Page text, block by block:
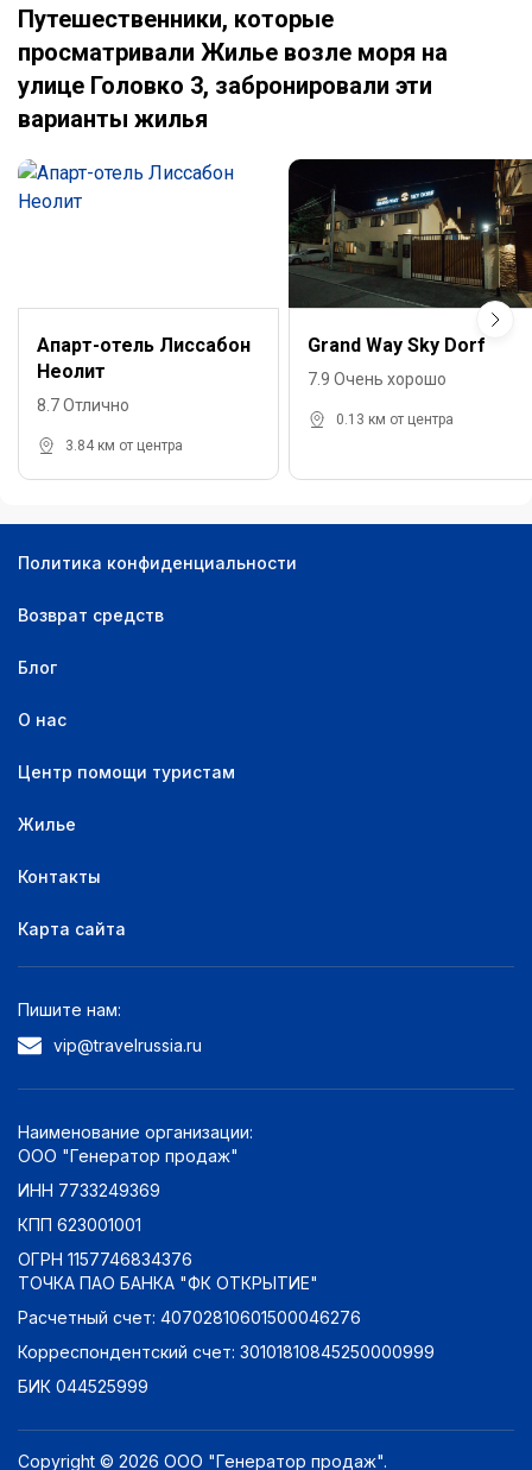
Путешественники, которые
просматривали Жилье возле моря на
улице Головко 3, забронировали эти
варианты жилья
Апарт-отель Лиссабон
Неолит
8.7 Отлично
3.84 км от центра
Grand Way Sky Dorf
7.9 Очень хорошо
0.13 км от центра
Политика конфиденциальности
Возврат средств
Блог
О нас
Центр помощи туристам
Жилье
Контакты
Карта сайта
Пишите нам:
vip@travelrussia.ru
Наименование организации:
ООО "Генератор продаж"
ИНН 7733249369
КПП 623001001
ОГРН 1157746834376
ТОЧКА ПАО БАНКА "ФК ОТКРЫТИЕ"
Расчетный счет: 40702810601500046276
Корреспондентский счет: 30101810845250000999
БИК 044525999
Copyright © 2026 ООО "Генератор продаж".